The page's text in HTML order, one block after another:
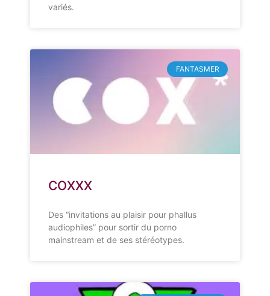
variés.
FANTASMER
COXXX
Des “invitations au plaisir pour phallus
audiophiles” pour sortir du porno
mainstream et de ses stéréotypes.